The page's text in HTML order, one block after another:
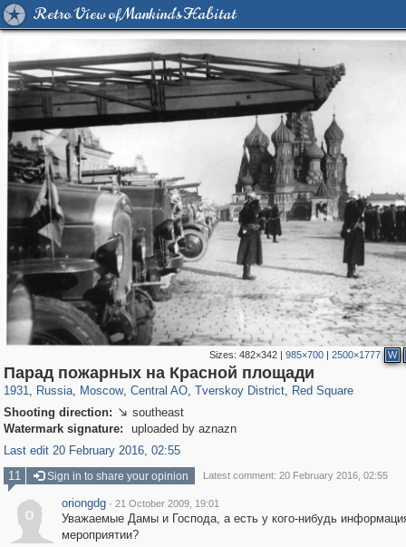
Retro View of Mankind's Habitat
Sizes:482×342 |985×700 |2500×1777 W
Парад пожарных на Красной площади
1931, Russia
1,407,338 29,248
, Moscow
319,882 8,286
, Central AO
160,021 5,916
, Tverskoy District
53,055 2,283
, Red Square
4,135 154
Shooting direction:  southeast
Watermark signature:
uploaded by aznazn
Last edit 20 February 2016, 02:55
11
Sign in to share your opinion Latest comment: 20 February 2016, 02:55
o
oriongdg · 21 October 2009, 19:01
Уважаемые Дамы и Господа, а есть у кого-нибудь
мероприятии?